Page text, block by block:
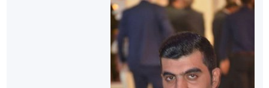
سازمان بورس و اوراق بهادار
مرجع اخبار موثق در بازارسرمایه